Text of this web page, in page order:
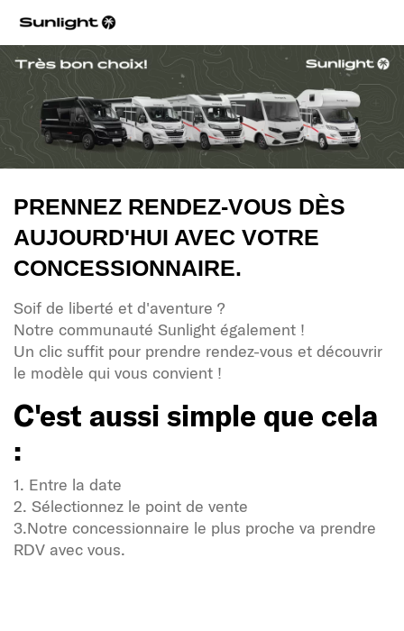
PRENNEZ RENDEZ-VOUS DÈS
AUJOURD'HUI AVEC VOTRE
CONCESSIONNAIRE.
Soif de liberté et d'aventure ?
Notre communauté Sunlight également !
Un clic suffit pour prendre rendez-vous et découvrir
le modèle qui vous convient !
C'est aussi simple que cela
:
1. Entre la date
2. Sélectionnez le point de vente
3.Notre concessionnaire le plus proche va prendre
RDV avec vous.